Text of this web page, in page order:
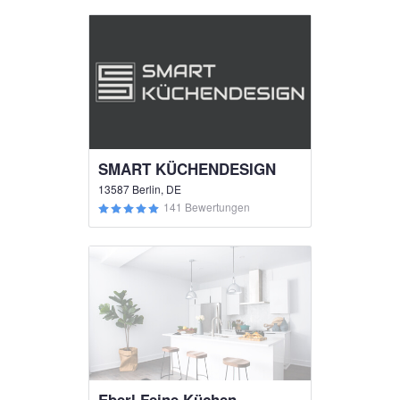
SMART KÜCHENDESIGN
13587 Berlin, DE
141 Bewertungen